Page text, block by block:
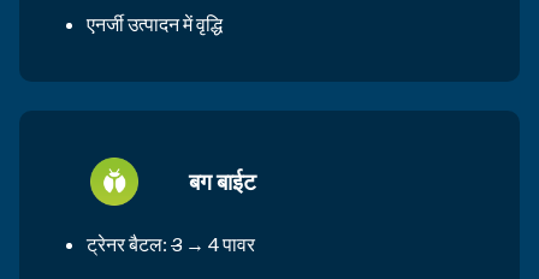
एनर्जी उत्पादन में वृद्धि
बग बाईट
ट्रेनर बैटल: 3 → 4 पावर